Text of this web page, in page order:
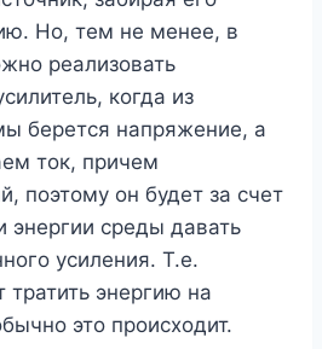
Но, тем не менее, в
реализовать
когда из
берется напряжение, а
ток, причем
поэтому он будет за счет
энергии среды давать
усиления. Т.е.
тратить энергию на
это происходит.